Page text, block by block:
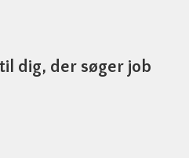
dig, der søger job